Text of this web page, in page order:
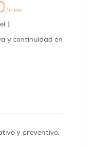
/mes
1
y continuidad en
y preventivo.